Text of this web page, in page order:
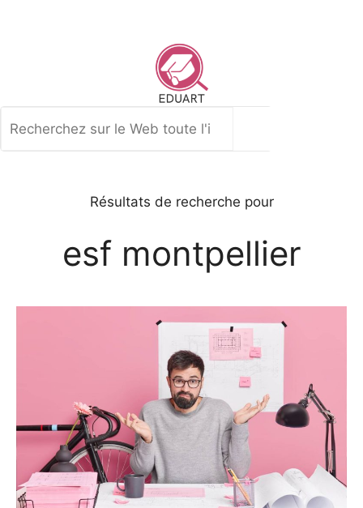
Résultats de recherche pour
esf montpellier